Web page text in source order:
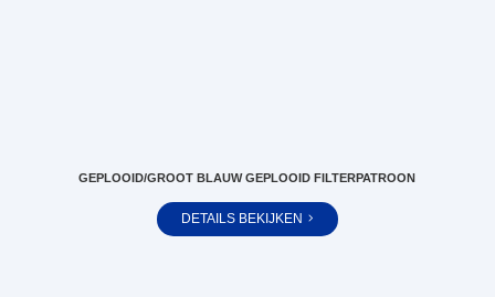
GEPLOOID/GROOT BLAUW GEPLOOID FILTERPATROON
DETAILS BEKIJKEN